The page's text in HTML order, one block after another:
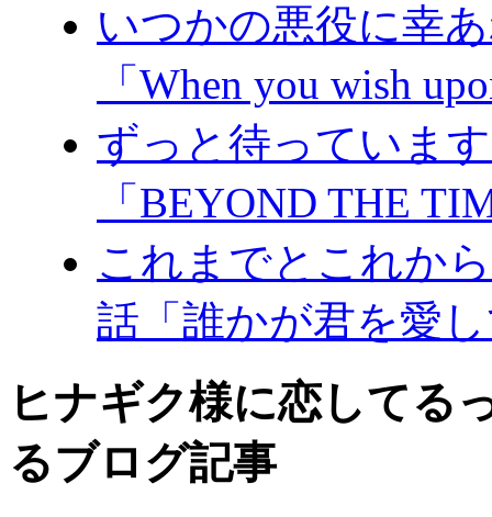
いつかの悪役に幸
「When you wish
ずっと待っていま
「BEYOND THE
これまでとこれか
話「誰かが君を愛
ヒナギク様に恋してる
るブログ記事